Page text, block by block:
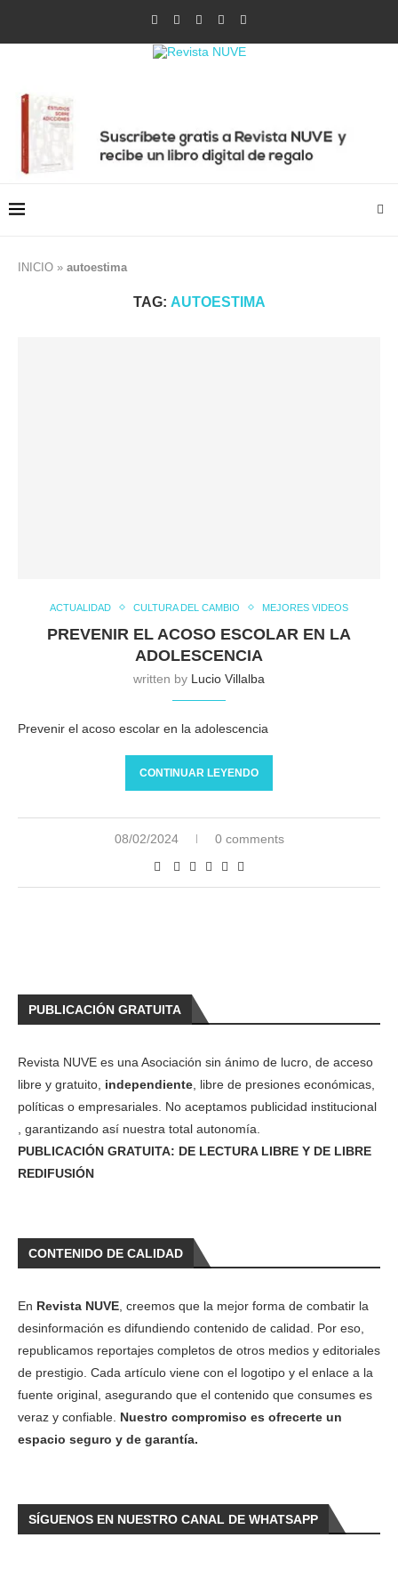
INICIO » autoestima
TAG: AUTOESTIMA
ACTUALIDAD CULTURA DEL CAMBIO MEJORES VIDEOS
PREVENIR EL ACOSO ESCOLAR EN LA
ADOLESCENCIA
written by Lucio Villalba
Prevenir el acoso escolar en la adolescencia
CONTINUAR LEYENDO
08/02/2024 0 comments
PUBLICACIÓN GRATUITA
Revista NUVE es una Asociación sin ánimo de lucro, de acceso
libre y gratuito, independiente , libre de presiones económicas,
políticas o empresariales. No aceptamos publicidad institucional
, garantizando así nuestra total autonomía.
PUBLICACIÓN GRATUITA: DE LECTURA LIBRE Y DE LIBRE
REDIFUSIÓN
CONTENIDO DE CALIDAD
En Revista NUVE , creemos que la mejor forma de combatir la
desinformación es difundiendo contenido de calidad. Por eso,
republicamos reportajes completos de otros medios y editoriales
de prestigio. Cada artículo viene con el logotipo y el enlace a la
fuente original, asegurando que el contenido que consumes es
veraz y confiable. Nuestro compromiso es ofrecerte un
espacio seguro y de garantía.
SÍGUENOS EN NUESTRO CANAL DE WHATSAPP